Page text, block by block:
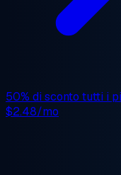
50% di sconto tutti i
$2.48/mo